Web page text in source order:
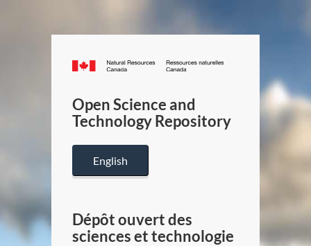
Canada.ca
/
Canada
Open Science and
Technology Repository
English
Dépôt ouvert des
sciences et technologie